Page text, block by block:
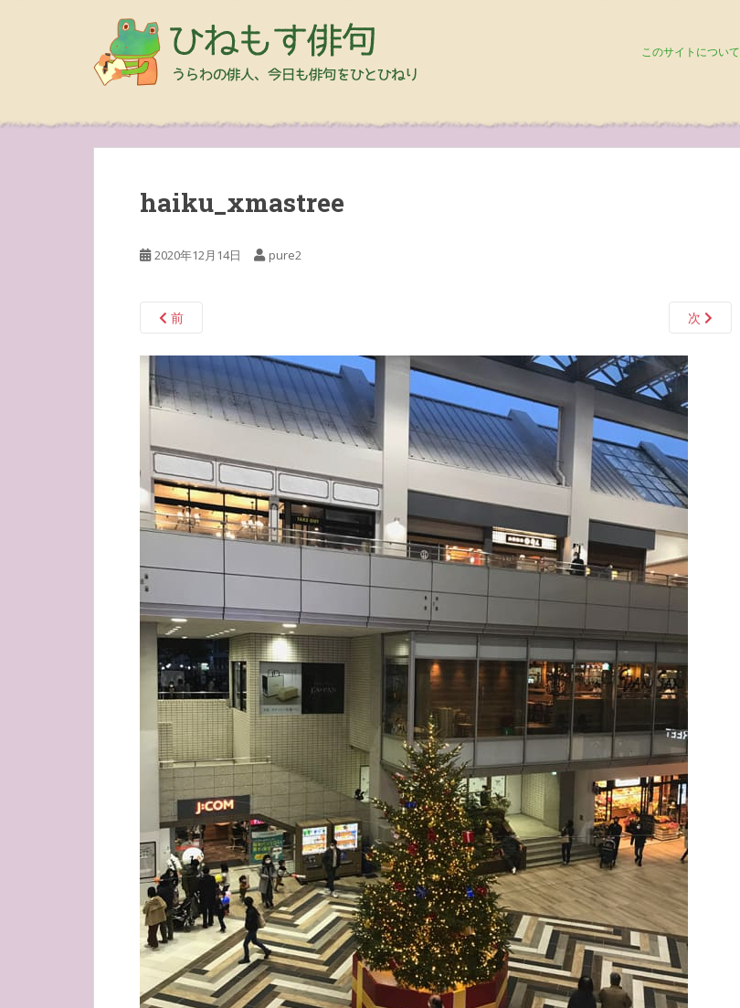
このサイトについて
haiku_xmastree
2020年12月14日 pure2
前 次